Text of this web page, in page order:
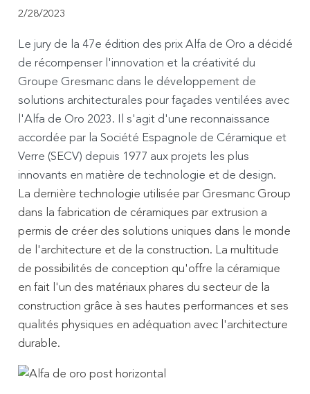
2/28/2023
Le jury de la 47e édition des prix Alfa de Oro a décidé
de récompenser l'innovation et la créativité du
Groupe Gresmanc dans le développement de
solutions architecturales pour façades ventilées avec
l'Alfa de Oro 2023. Il s'agit d'une reconnaissance
accordée par la Société Espagnole de Céramique et
Verre (SECV) depuis 1977 aux projets les plus
innovants en matière de technologie et de design.
La dernière technologie utilisée par Gresmanc Group
dans la fabrication de céramiques par extrusion a
permis de créer des solutions uniques dans le monde
de l'architecture et de la construction. La multitude
de possibilités de conception qu'offre la céramique
en fait l'un des matériaux phares du secteur de la
construction grâce à ses hautes performances et ses
qualités physiques en adéquation avec l'architecture
durable.